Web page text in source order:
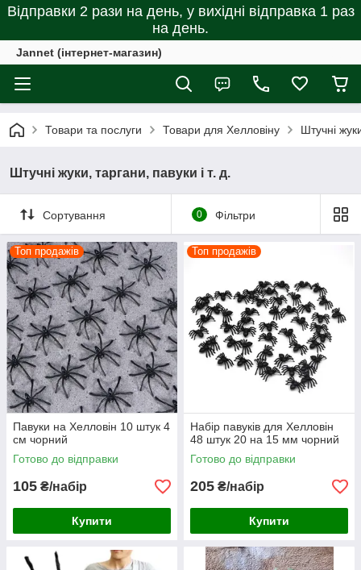
Відправки 2 рази на день, у вихідні відправка 1 раз
на день.
Jannet (інтернет-магазин)
Товари та послуги Товари для Хелловіну Штучні
Штучні жуки, таргани, павуки і т. д.
Сортування 0 Фільтри
Топ продажів
Павуки на Хелловін 10 штук 4
см чорний
Готово до відправки
105 ₴/набір
Купити
Топ продажів
Набір павуків для Хелловін
48 штук 20 на 15 мм чорний
Готово до відправки
205 ₴/набір
Купити